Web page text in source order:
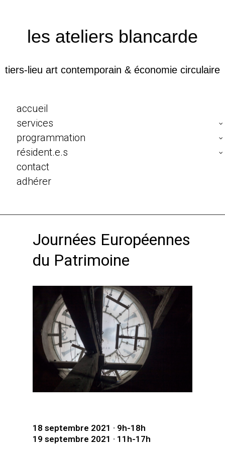
les ateliers blancarde
tiers-lieu art contemporain & économie circulaire
accueil
services
programmation
résident.e.s
contact
adhérer
Journées Européennes
du Patrimoine
18 septembre 2021 · 9h-18h
19 septembre 2021 · 11h-17h